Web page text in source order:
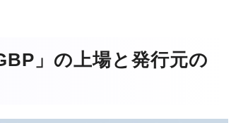
」の上場と発行元の